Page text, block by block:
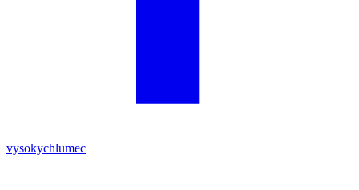
vysokychlumec